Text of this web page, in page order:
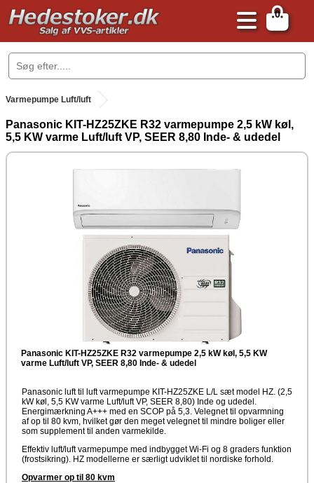
0
.
Varmepumpe Luft/luft
Panasonic KIT-HZ25ZKE R32 varmepumpe 2,5 kW køl,
5,5 KW varme Luft/luft VP, SEER 8,80 Inde- & udedel
Panasonic KIT-HZ25ZKE R32 varmepumpe 2,5 kW køl, 5,5 KW
varme Luft/luft VP, SEER 8,80 Inde- & udedel
Panasonic luft til luft varmepumpe KIT-HZ25ZKE L/L sæt model HZ. (2,5
kW køl, 5,5 KW varme Luft/luft VP, SEER 8,80) Inde og udedel.
Energimærkning A+++ med en SCOP på 5,3. Velegnet til opvarmning
af op til 80 kvm, hvilket gør den meget velegnet til mindre boliger eller
som supplement til anden varmekilde.
Effektiv luft/luft varmepumpe med indbygget Wi-Fi og 8 graders funktion
(frostsikring). HZ modellerne er særligt udviklet til nordiske forhold.
Opvarmer op til 80 kvm